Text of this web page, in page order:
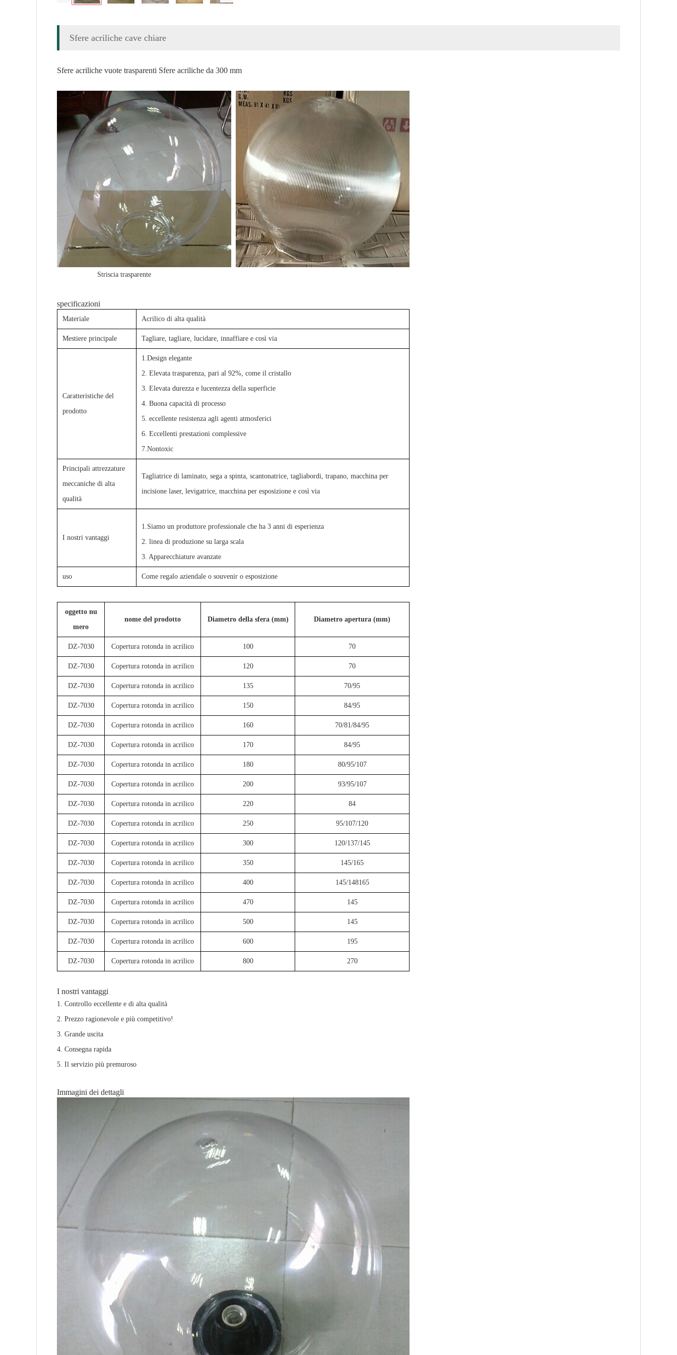
Sfere acriliche cave chiare
Sfere acriliche vuote trasparenti Sfere acriliche da 300 mm
Striscia trasparente
specificazioni
Materiale Acrilico di alta qualità
Mestiere principale Tagliare, tagliare, lucidare, innaffiare e così via
Caratteristiche del
prodotto
1.Design elegante
2. Elevata trasparenza, pari al 92%, come il cristallo
3. Elevata durezza e lucentezza della superficie
4. Buona capacità di processo
5. eccellente resistenza agli agenti atmosferici
6. Eccellenti prestazioni complessive
7.Nontoxic
Principali attrezzature
meccaniche di alta
qualità
Tagliatrice di laminato, sega a spinta, scantonatrice, tagliabordi, trapano, macchina per
incisione laser, levigatrice, macchina per esposizione e così via
I nostri vantaggi
1.Siamo un produttore professionale che ha 3 anni di esperienza
2. linea di produzione su larga scala
3. Apparecchiature avanzate
uso Come regalo aziendale o souvenir o esposizione
oggetto nu
mero
nome del prodotto Diametro della sfera (mm) Diametro apertura (mm)
DZ-7030 Copertura rotonda in acrilico 100 70
DZ-7030 Copertura rotonda in acrilico 120 70
DZ-7030 Copertura rotonda in acrilico 135 70/95
DZ-7030 Copertura rotonda in acrilico 150 84/95
DZ-7030 Copertura rotonda in acrilico 160 70/81/84/95
DZ-7030 Copertura rotonda in acrilico 170 84/95
DZ-7030 Copertura rotonda in acrilico 180 80/95/107
DZ-7030 Copertura rotonda in acrilico 200 93/95/107
DZ-7030 Copertura rotonda in acrilico 220 84
DZ-7030 Copertura rotonda in acrilico 250 95/107/120
DZ-7030 Copertura rotonda in acrilico 300 120/137/145
DZ-7030 Copertura rotonda in acrilico 350 145/165
DZ-7030 Copertura rotonda in acrilico 400 145/148165
DZ-7030 Copertura rotonda in acrilico 470 145
DZ-7030 Copertura rotonda in acrilico 500 145
DZ-7030 Copertura rotonda in acrilico 600 195
DZ-7030 Copertura rotonda in acrilico 800 270
I nostri vantaggi
1. Controllo eccellente e di alta qualità
2. Prezzo ragionevole e più competitivo!
3. Grande uscita
4. Consegna rapida
5. Il servizio più premuroso
Immagini dei dettagli